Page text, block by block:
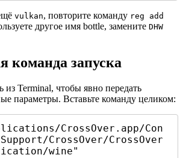
vulkan, повторите команду reg add
другое имя bottle, замените DHW
команда запуска
из Terminal, чтобы явно передать
параметры. Вставьте команду целиком:
CrossOver.app/Con
CrossOver/CrossOver
wine"